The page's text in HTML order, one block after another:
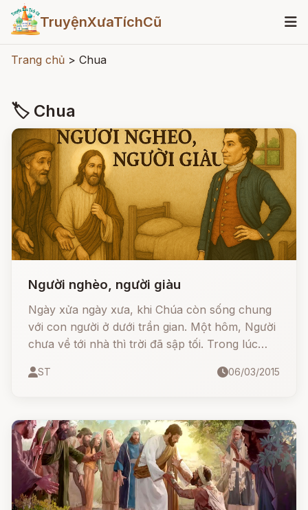
TruyệnXưaTíchCũ
Trang chủ > Chua
🏷 Chua
Người nghèo, người giàu
Ngày xửa ngày xưa, khi Chúa còn sống chung
với con người ở dưới trần gian. Một hôm, Người
chưa về tới nhà thì trời đã sập tối. Trong lúc
nhau, một căn thì to và đẹp, còn căn kia nhỏ
nghĩ: "Ta phải năn nỉ người giàu để ngủ qua
đêm vậy!". Khi nghe tiếng gõ cửa, người giàu
mở cửa sổ ra ngó và hỏi người lạ cần gì. Chúa
đáp: - Cho tôi xin ngủ qua đêm. Người giàu liếc
nhìn người lữ hành từ đầu tới chân. Vì Chúa ăn
ST 06/03/2015